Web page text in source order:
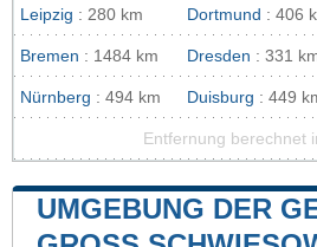
Leipzig : 280 km Dortmund : 406
Bremen : 1484 km Dresden : 331
Nürnberg : 494 km Duisburg : 449
Entfernung berechnet
UMGEBUNG DER